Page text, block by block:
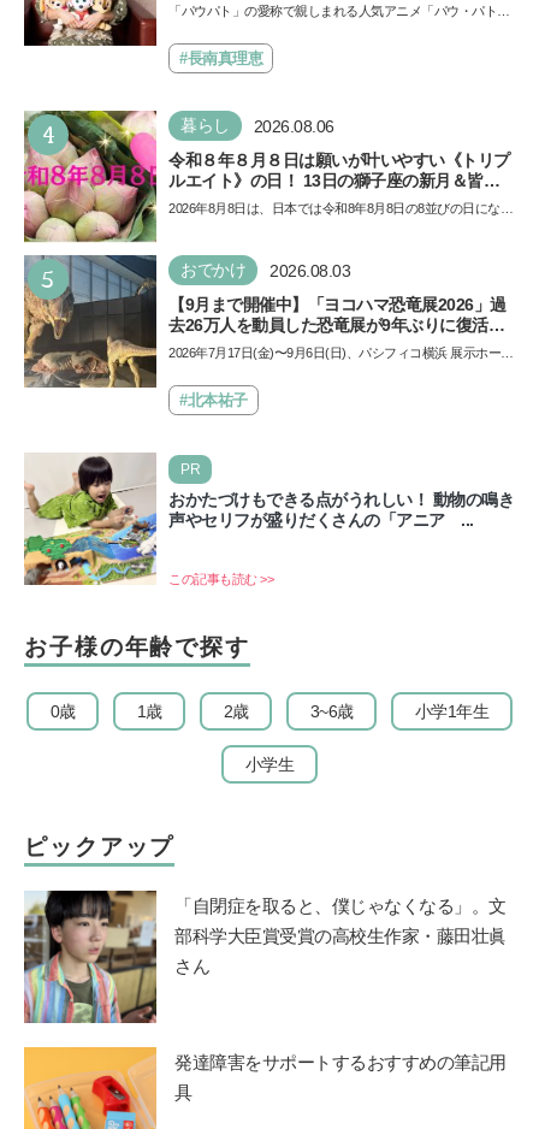
声優をつとめた映画『パウ・パトロール ザ・ダ
できると子どもに知ってほしい
「パウパト」の愛称で親しまれる人気アニメ「パウ・パトロ
ザ…#長南真理恵
4 暮らし 2026.08.06
令和８年８月８日は願いが叶いやすい《トリプ
ルエイト》の日！ 13日の獅子座の新月＆皆既
日食の影響にも注目
2026年8月8日は、日本では令和8年8月8日の8並びの日になり
て…
5 おでかけ 2026.08.03
【9月まで開催中】「ヨコハマ恐竜展2026」過
去26万人を動員した恐竜展が9年ぶりに復活！
夏休みのおでかけで楽しむポイントを完全ガイ
2026年7月17日(金)〜9月6日(日)、パシフィコ横浜 展示ホール
催…#北本祐子
PR
おかたづけもできる点がうれしい！ 動物の鳴き
声やセリフが盛りだくさんの「アニア ...
この記事も読む >>
お子様の年齢で探す
0歳 1歳 2歳 3~6歳 小学1年生
小学生
ピックアップ
「自閉症を取ると、僕じゃなくなる」。文
部科学大臣賞受賞の高校生作家・藤田壮眞
さん
発達障害をサポートするおすすめの筆記用
具